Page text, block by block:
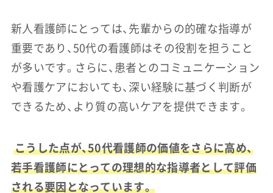
新人看護師にとっては、先輩からの的確な指導が
重要であり、50代の看護師はその役割を担うこと
が多いです。さらに、患者とのコミュニケーション
や看護ケアにおいても、深い経験に基づく判断が
できるため、より質の高いケアを提供できます。
こうした点が、50代看護師の価値をさらに高め、
若手看護師にとっての理想的な指導者として評価
される要因となっています。